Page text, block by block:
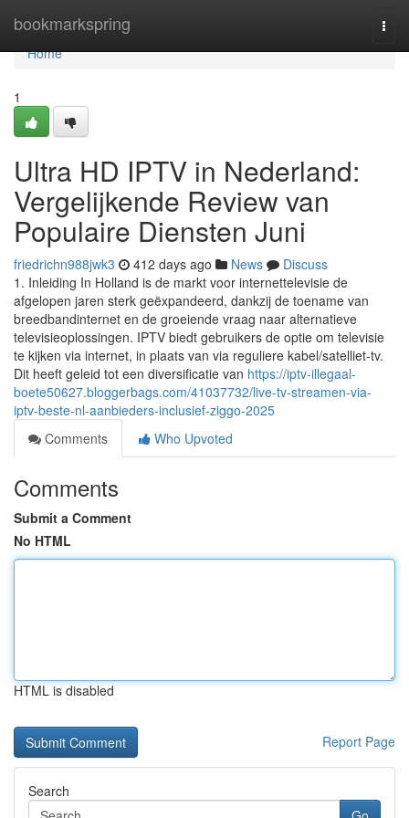
bookmarkspring
Home
Home
1
Ultra HD IPTV in Nederland:
Vergelijkende Review van
Populaire Diensten Juni
friedrichn988jwk3 412 days ago News
Discuss
1. Inleiding In Holland is de markt voor internettelevisie de
afgelopen jaren sterk geëxpandeerd, dankzij de toename van
breedbandinternet en de groeiende vraag naar alternatieve
televisieoplossingen. IPTV biedt gebruikers de optie om televisie
te kijken via internet, in plaats van via reguliere kabel/satelliet-tv.
Dit heeft geleid tot een diversificatie van https://iptv-illegaal-
boete50627.bloggerbags.com/41037732/live-tv-streamen-via-
iptv-beste-nl-aanbieders-inclusief-ziggo-2025
Comments
Who Upvoted
Comments
Submit a Comment
No HTML
HTML is disabled
Report Page
Search